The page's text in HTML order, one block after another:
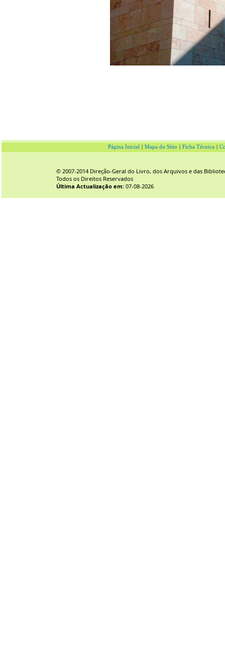
Página Inicial Mapa do Sítio Ficha Técnica
© 2007-2014 Direção-Geral do Livro, dos Arquivos e das
Todos os Direitos Reservados
Última Actualização em: 07-08-2026